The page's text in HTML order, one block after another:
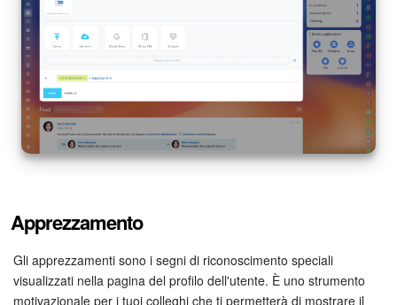
Apprezzamento
Gli apprezzamenti sono i segni di riconoscimento speciali
visualizzati nella pagina del profilo dell'utente. È uno strumento
motivazionale per i tuoi colleghi che ti permetterà di mostrare il